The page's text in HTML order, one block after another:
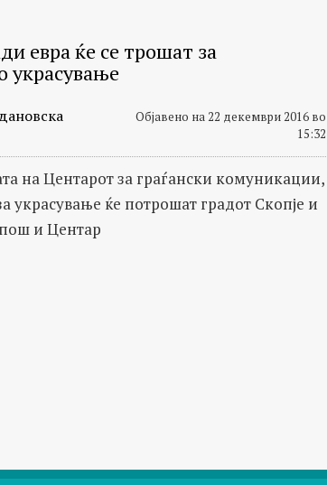
евра ќе се трошат за
украсување
Објавено на 22 декември 2016 во
15:32
на Центарот за граѓански комуникации,
украсување ќе потрошат градот Скопје и
и Центар